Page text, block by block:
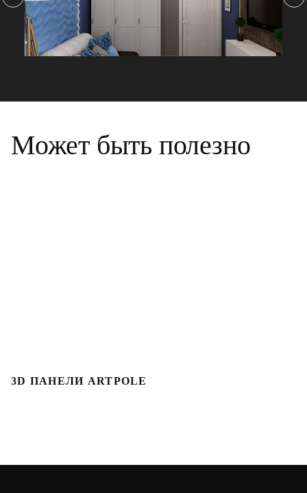
Может быть полезно
3D ПАНЕЛИ ARTPOLE